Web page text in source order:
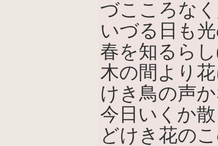
づこころな
いづる日も
春を知るら
木の間より
けき鳥の声
今日いくか
どけき花の